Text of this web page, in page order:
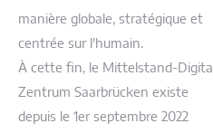
manière globale, stratégique et
centrée sur l'humain.
À cette fin, le Mittelstand-Digital
Zentrum Saarbrücken existe
depuis le 1er septembre 2022